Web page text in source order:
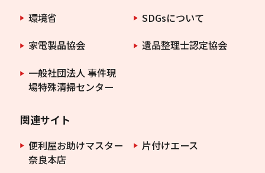
環境省
SDGsについて
家電製品協会
遺品整理士認定協会
一般社団法人 事件現
場特殊清掃センター
関連サイト
便利屋お助けマスター
奈良本店
片付けエース